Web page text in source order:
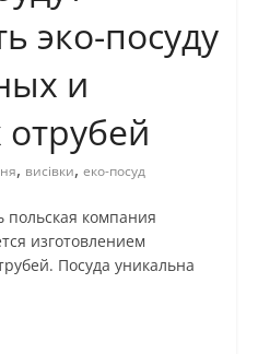
эко-посуду
и
отрубей
, висівки, еко-посуд
польская компания
изготовлением
Посуда уникальна